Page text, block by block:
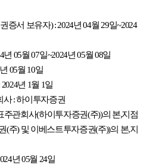
증서 보유자) : 2024년 04월 29일~2024
년 05월07일~2024년 05월08일
년 05월 10일
2024년 1월 1일
사:하이투자증권
주관회사(하이투자증권(주))의 본,지점
(주)및 이베스트투자증권(주))의 본,지
년05월 24일